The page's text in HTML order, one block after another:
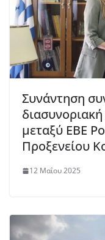
Συνάντηση
μεταξύ ΕΒΕ
Προξενείου
12 Μαΐου 2025